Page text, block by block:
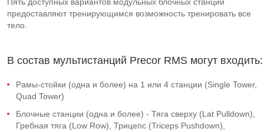
предоставляют тренирующимся возможность тренировать все
тело.
В состав мультистанций Precor RMS могут входить:
Рамы-стойки (одна и более) на 1 или 4 станции (Single Tower,
Quad Tower)
Блочные станции (одна и более) - Тяга сверху (Lat Pulldown),
Гребная тяга (Low Row), Трицепс (Triceps Pushdown),